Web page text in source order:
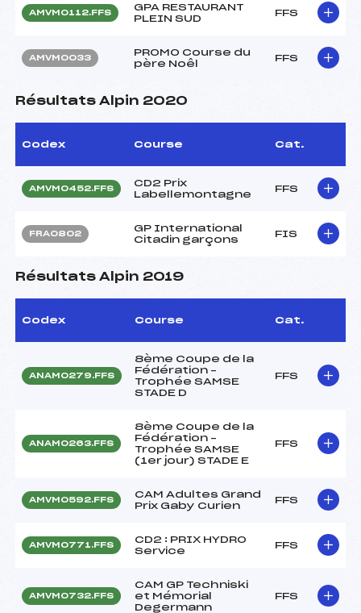
AMVM0112.FFS
GPA RESTAURANT
PLEIN SUD
FFS
AMVM0033
PROMO Course du
père Noêl
FFS
Résultats Alpin 2020
Codex Course Cat.
AMVM0452.FFS
CD2 Prix
Labellemontagne
FFS
FRA0802
GP International
Citadin garçons
FIS
Résultats Alpin 2019
Codex Course Cat.
ANAM0279.FFS
8ème Coupe de la
Fédération –
Trophée SAMSE
STADE D
FFS
ANAM0263.FFS
8ème Coupe de la
Fédération –
Trophée SAMSE
(1er jour) STADE E
FFS
AMVM0592.FFS
CAM Adultes Grand
Prix Gaby Curien
FFS
AMVM0771.FFS
CD2 : PRIX HYDRO
Service
FFS
AMVM0732.FFS
CAM GP Techniski
et Mémorial
Degermann
FFS